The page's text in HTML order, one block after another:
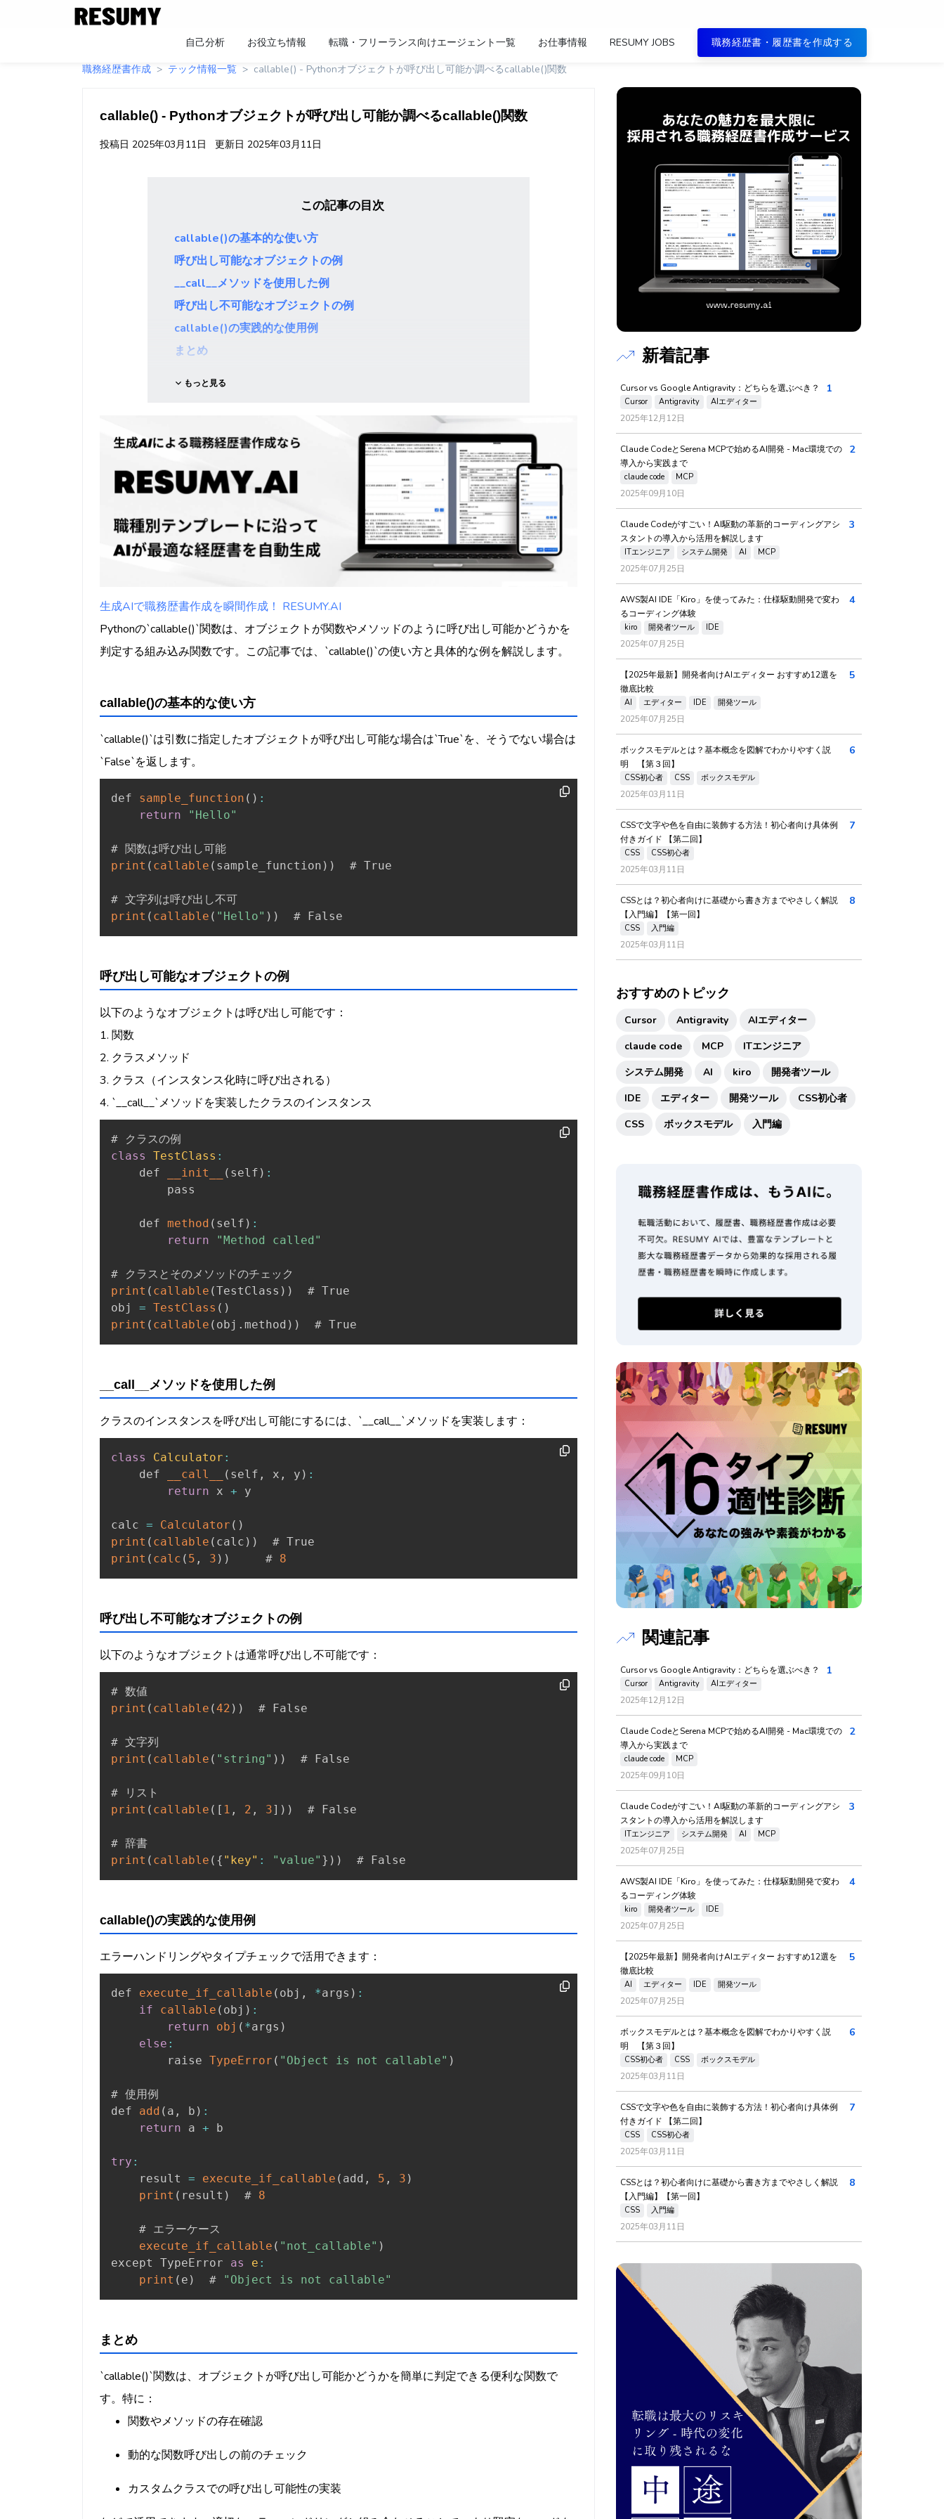
自己分析 お役立ち情報 転職・フリーランス向けエージェント一覧 お仕事情報 RESUMY JOBS
職務経歴書・履歴書を作成する
職務経歴書作成
テック情報一覧 callable() - Pythonオブジェクトが呼び出し可能か調べるcallable()関数
callable() - Pythonオブジェクトが呼び出し可能か調べるcallable()関数
投稿日 2025年03月11日 更新日 2025年03月11日
この記事の目次
callable()の基本的な使い方
呼び出し可能なオブジェクトの例
__call__メソッドを使用した例
呼び出し不可能なオブジェクトの例
callable()の実践的な使用例
まとめ
もっと見る
生成AIで職務歴書作成を瞬間作成！ RESUMY.AI
Pythonの`callable()`関数は、オブジェクトが関数やメソッドのように呼び出し可能かどうかを
判定する組み込み関数です。この記事では、`callable()`の使い方と具体的な例を解説します。
callable()の基本的な使い方
`callable()`は引数に指定したオブジェクトが呼び出し可能な場合は`True`を、そうでない場合は
`False`を返します。
def sample_function ( ) :
return
"Hello"
print ( callable ( sample_function ) )
  # True
print ( callable ( "Hello" ) )
  # False
呼び出し可能なオブジェクトの例
以下のようなオブジェクトは呼び出し可能です：
1. 関数
2. クラスメソッド
3. クラス（インスタンス化時に呼び出される）
4. `__call__`メソッドを実装したクラスのインスタンス
class
TestClass :
    def
__init__ ( self ) :
        pass
    def
method ( self ) :
return
"Method called"
print ( callable (TestClass ) )
  # True
obj = TestClass ( )
print ( callable ( obj . method ) )
  # True
__call__メソッドを使用した例
クラスのインスタンスを呼び出し可能にするには、`__call__`メソッドを実装します：
class Calculator :
    def
__call__ ( self , x , y ) :
return x + y
calc = Calculator ( )
print ( callable ( calc ) )
print ( calc ( 5 , 3 ) )
     #
8
呼び出し不可能なオブジェクトの例
以下のようなオブジェクトは通常呼び出し不可能です：
print ( callable (42 ) )
  # False
print ( callable ( "string" ) )
  # False
print ( callable ( [ 1 , 2 , 3] ) )
  # False
print ( callable ( { "key" : "value" } ) )
  # False
callable()の実践的な使用例
エラーハンドリングやタイプチェックで活用できます：
def execute_if_callable ( obj , *args ) :
if
callable ( obj ) :
return
obj ( *args )
else :
        raise
TypeError ( "Object is not callable" )
# 使用例
def add ( a , b ) :
return a + b
try :
    result
= execute_if_callable ( add , 5 , 3 )
print ( result )
  #
8
    # エラーケース
execute_if_callable ( "not_callable" )
except TypeError as e :
print ( e )
  #
"Object is not callable"
まとめ
`callable()`関数は、オブジェクトが呼び出し可能かどうかを簡単に判定できる便利な関数で
す。特に：
関数やメソッドの存在確認
動的な関数呼び出しの前のチェック
カスタムクラスでの呼び出し可能性の実装
新着記事
Cursor vs Google Antigravity：どちらを選ぶべき？
Cursor Antigravity AIエディター
2025年12月12日
1
Claude CodeとSerena MCPで始めるAI開発 - Mac環境での
導入から実践まで
claude code MCP
2025年09月10日
2
Claude Codeがすごい！AI駆動の革新的コーディングアシ
スタントの導入から活用を解説します
ITエンジニア システム開発 AI MCP
2025年07月25日
3
AWS製AI IDE「Kiro」を使ってみた：仕様駆動開発で変わ
るコーディング体験
kiro 開発者ツール IDE
2025年07月25日
4
【2025年最新】開発者向けAIエディター おすすめ12選を
徹底比較
AI エディター IDE 開発ツール
2025年07月25日
5
ボックスモデルとは？基本概念を図解でわかりやすく説
明 【第３回】
CSS初心者 CSS ボックスモデル
2025年03月11日
6
CSSで文字や色を自由に装飾する方法！初心者向け具体例
付きガイド 【第二回】
CSS CSS初心者
2025年03月11日
7
CSSとは？初心者向けに基礎から書き方までやさしく解説
【入門編】【第一回】
CSS 入門編
2025年03月11日
8
おすすめのトピック
Cursor Antigravity
AIエディター
claude code
MCP
ITエンジニア
システム開発
AI kiro
開発者ツール
IDE
エディター 開発ツール
CSS初心者
CSS
ボックスモデル 入門編
関連記事
Cursor vs Google Antigravity：どちらを選ぶべき？
Cursor Antigravity AIエディター
2025年12月12日
1
Claude CodeとSerena MCPで始めるAI開発 - Mac環境での
導入から実践まで
claude code MCP
2025年09月10日
2
Claude Codeがすごい！AI駆動の革新的コーディングアシ
スタントの導入から活用を解説します
ITエンジニア システム開発 AI MCP
2025年07月25日
3
AWS製AI IDE「Kiro」を使ってみた：仕様駆動開発で変わ
るコーディング体験
kiro 開発者ツール IDE
2025年07月25日
4
【2025年最新】開発者向けAIエディター おすすめ12選を
徹底比較
AI エディター IDE 開発ツール
2025年07月25日
5
ボックスモデルとは？基本概念を図解でわかりやすく説
明 【第３回】
CSS初心者 CSS ボックスモデル
2025年03月11日
6
CSSで文字や色を自由に装飾する方法！初心者向け具体例
付きガイド 【第二回】
CSS CSS初心者
2025年03月11日
7
CSSとは？初心者向けに基礎から書き方までやさしく解説
【入門編】【第一回】
CSS 入門編
2025年03月11日
8